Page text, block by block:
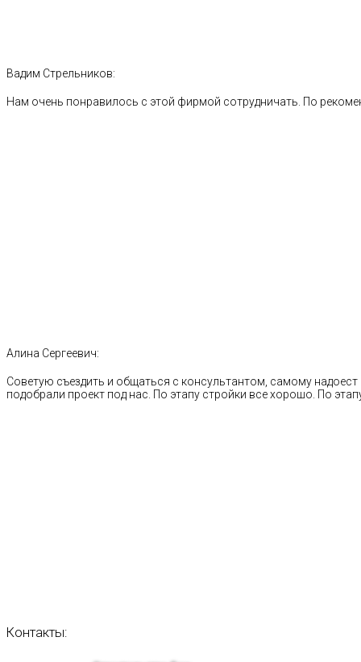
Вадим Стрельников:
Нам очень понравилось с этой фирмой сотрудничать. По
Алина Сергеевич:
Советую съездить и общаться с консультантом, самому
подобрали проект под нас. По этапу стройки все хорошо. По
Контакты: